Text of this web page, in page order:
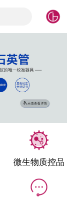
微生物质控品